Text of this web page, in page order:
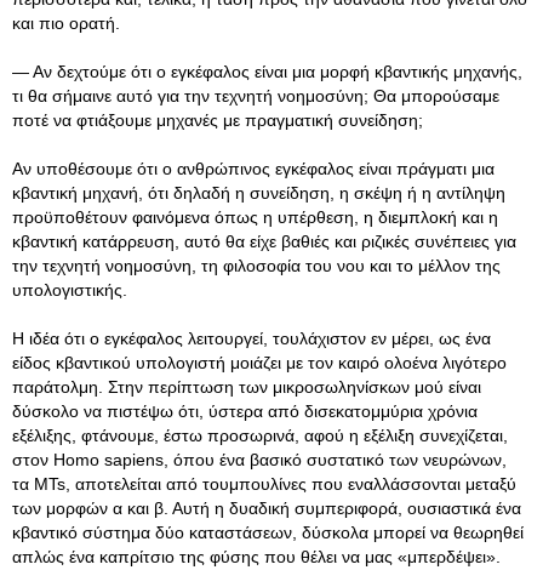
και πιο ορατή.
— Αν δεχτούμε ότι ο εγκέφαλος είναι μια μορφή κβαντικής μηχανής,
τι θα σήμαινε αυτό για την τεχνητή νοημοσύνη; Θα μπορούσαμε
ποτέ να φτιάξουμε μηχανές με πραγματική συνείδηση;
Αν υποθέσουμε ότι ο ανθρώπινος εγκέφαλος είναι πράγματι μια
κβαντική μηχανή, ότι δηλαδή η συνείδηση, η σκέψη ή η αντίληψη
προϋποθέτουν φαινόμενα όπως η υπέρθεση, η διεμπλοκή και η
κβαντική κατάρρευση, αυτό θα είχε βαθιές και ριζικές συνέπειες για
την τεχνητή νοημοσύνη, τη φιλοσοφία του νου και το μέλλον της
υπολογιστικής.
Η ιδέα ότι ο εγκέφαλος λειτουργεί, τουλάχιστον εν μέρει, ως ένα
είδος κβαντικού υπολογιστή μοιάζει με τον καιρό ολοένα λιγότερο
παράτολμη. Στην περίπτωση των μικροσωληνίσκων μού είναι
δύσκολο να πιστέψω ότι, ύστερα από δισεκατομμύρια χρόνια
εξέλιξης, φτάνουμε, έστω προσωρινά, αφού η εξέλιξη συνεχίζεται,
στον Homo sapiens, όπου ένα βασικό συστατικό των νευρώνων,
τα MTs, αποτελείται από τουμπουλίνες που εναλλάσσονται μεταξύ
των μορφών α και β. Αυτή η δυαδική συμπεριφορά, ουσιαστικά ένα
κβαντικό σύστημα δύο καταστάσεων, δύσκολα μπορεί να θεωρηθεί
απλώς ένα καπρίτσιο της φύσης που θέλει να μας «μπερδέψει».